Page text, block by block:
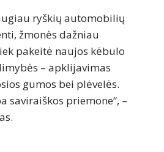
ryškių automobilių
žmonės dažniau
pakeitė naujos kėbulo
– apklijavimas
gumos bei plėvelės.
saviraiškos priemone“, –